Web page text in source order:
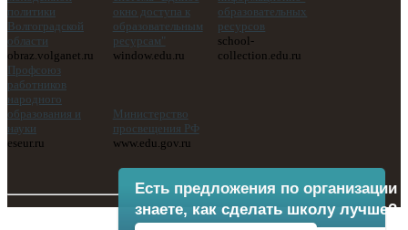
политики
Волгоградской
области
obraz.volganet.ru
окно доступа к
образовательным
ресурсам"
window.edu.ru
образовательных
ресурсов
school-
collection.edu.ru
Профсоюз
работников
народного
образования и
науки
eseur.ru
Министерство
просвещения РФ
www.edu.gov.ru
Есть предложения по организации
знаете, как сделать школу лучше?